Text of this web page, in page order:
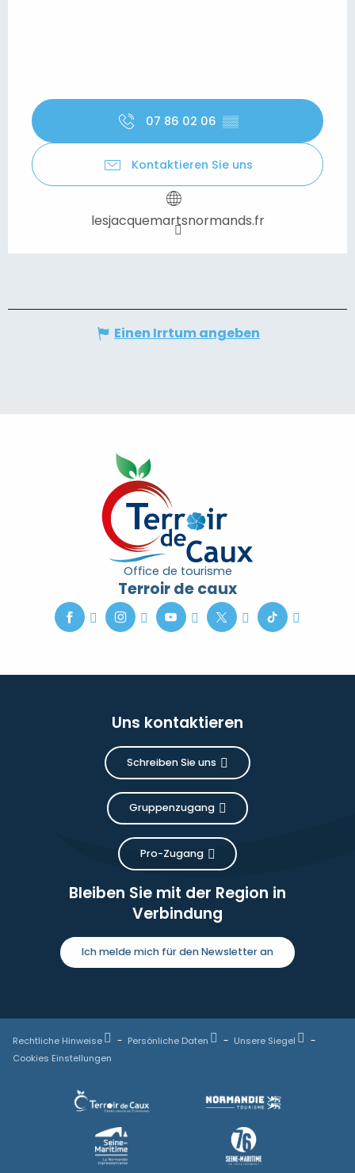
07 86 02 06 ▒▒
Kontaktieren Sie uns
lesjacquemartsnormands.fr
Einen Irrtum angeben
Office de tourisme
Terroir de caux
Uns kontaktieren
Schreiben Sie uns
Gruppenzugang
Pro-Zugang
Bleiben Sie mit der Region in
Verbindung
Ich melde mich für den Newsletter an
Rechtliche Hinweise Persönliche Daten
Unsere Siegel
Cookies Einstellungen